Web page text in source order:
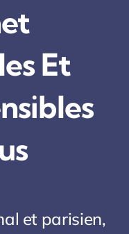
Et
et parisien,